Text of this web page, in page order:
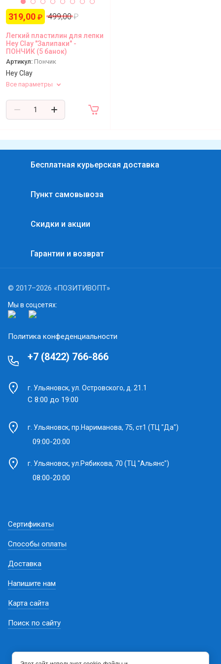
Статьи
319,00 ₽ 499,00 ₽
Легкий пластилин для лепки
Hey Clay "Залипаки" -
ПОНЧИК (5 банок)
Артикул: Пончик
Hey Clay
Все параметры
Бесплатная курьерская доставка
Пункт самовывоза
Скидки и акции
Гарантии и возврат
© 2017–2026 «ПОЗИТИВОПТ»
Мы в соцсетях:
Политика конфеденциальности
+7 (8422) 766-866
г. Ульяновск, ул. Островского, д. 21.1
С 8:00 до 19:00
г. Ульяновск, пр.Нариманова, 75, ст1 (ТЦ "Да")
09:00-20:00
г. Ульяновск, ул.Рябикова, 70 (ТЦ "Альянс")
08:00-20:00
Сертификаты
Способы оплаты
Доставка
Напишите нам
Карта сайта
Поиск по сайту